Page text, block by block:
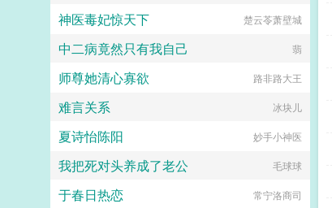
物三观不等于作者三观，周知。3架
每天中午12点更新。推一下自己的
死亡？这是一个问题。男主请不要强
收文今天和离了吗穿书花浓穿成了一
璟颜心计深沉，阴柔腹黑，身边美女
早亡死于‘意外’的发妻。她死后，那
晖郡主，成为一代权相。而此时的权
神医毒妃惊天下 楚云苓萧壁城
中二病竟然只有我自己 翡
师尊她清心寡欲 路非路大王
难言关系 冰块儿
夏诗怡陈阳 妙手小神医
我把死对头养成了老公 毛球球
于春日热恋 常宁洛商司